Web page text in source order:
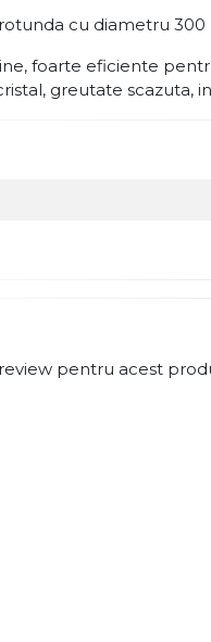
cu diametru
foarte eficiente
greutate scazuta,
pentru acest